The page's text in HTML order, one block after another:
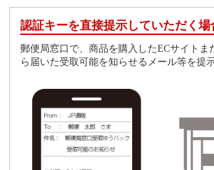
認証キーを直接提示していただく場
郵便局窓口で、商品を購入したECサイトま
ら届いた受取可能を知らせるメール等を提